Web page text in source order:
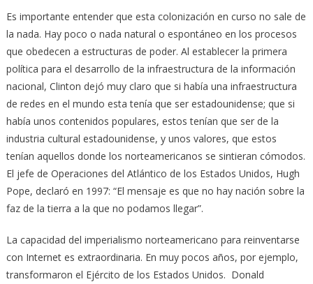
Es importante entender que esta colonización en curso no sale de
la nada. Hay poco o nada natural o espontáneo en los procesos
que obedecen a estructuras de poder. Al establecer la primera
política para el desarrollo de la infraestructura de la información
nacional, Clinton dejó muy claro que si había una infraestructura
de redes en el mundo esta tenía que ser estadounidense; que si
había unos contenidos populares, estos tenían que ser de la
industria cultural estadounidense, y unos valores, que estos
tenían aquellos donde los norteamericanos se sintieran cómodos.
El jefe de Operaciones del Atlántico de los Estados Unidos, Hugh
Pope, declaró en 1997: “El mensaje es que no hay nación sobre la
faz de la tierra a la que no podamos llegar”.
La capacidad del imperialismo norteamericano para reinventarse
con Internet es extraordinaria. En muy pocos años, por ejemplo,
transformaron el Ejército de los Estados Unidos. Donald